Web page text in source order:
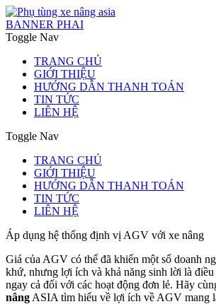
BANNER PHAI
Toggle Nav
TRANG CHỦ
GIỚI THIỆU
HƯỚNG DẪN THANH TOÁN
TIN TỨC
LIÊN HỆ
Toggle Nav
TRANG CHỦ
GIỚI THIỆU
HƯỚNG DẪN THANH TOÁN
TIN TỨC
LIÊN HỆ
Áp dụng hệ thống định vị AGV với xe nâng
Giá của AGV có thể đã khiến một số doanh
khứ, nhưng lợi ích và khả năng sinh lời là điều
ngay cả đối với các hoạt động đơn lẻ. Hãy
nâng ASIA tìm hiểu về lợi ích về AGV mang